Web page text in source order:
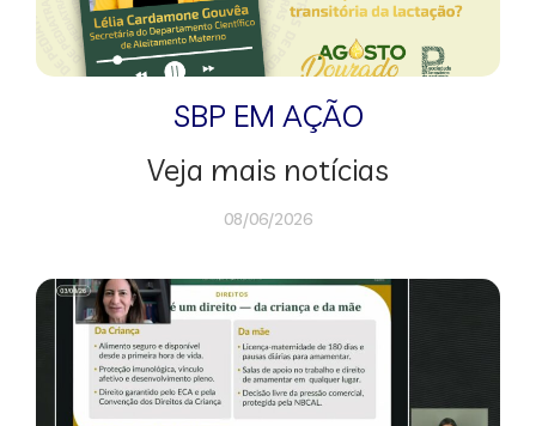
SBP EM AÇÃO
Veja mais notícias
08/06/2026